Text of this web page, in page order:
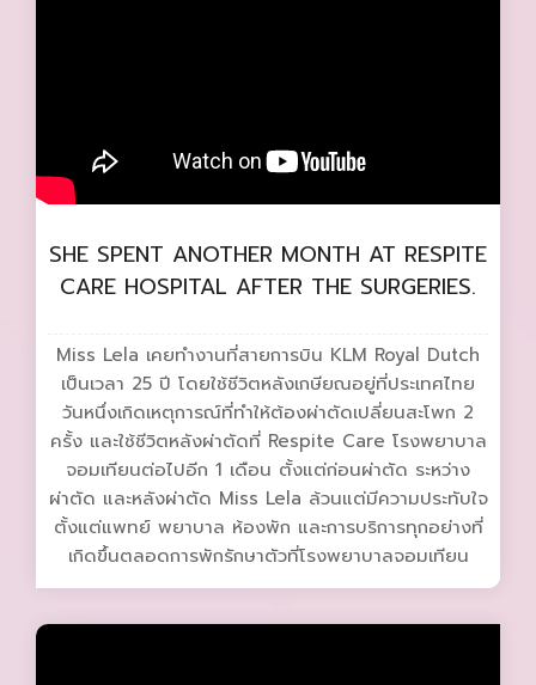
SHE SPENT ANOTHER MONTH AT RESPITE
CARE HOSPITAL AFTER THE SURGERIES.
Miss Lela เคยทำงานที่สายการบิน KLM Royal Dutch
เป็นเวลา 25 ปี โดยใช้ชีวิตหลังเกษียณอยู่ที่ประเทศไทย
วันหนึ่งเกิดเหตุการณ์ที่ทำให้ต้องผ่าตัดเปลี่ยนสะโพก 2
ครั้ง และใช้ชีวิตหลังผ่าตัดที่ Respite Care โรงพยาบาล
จอมเทียนต่อไปอีก 1 เดือน ตั้งแต่ก่อนผ่าตัด ระหว่าง
ผ่าตัด และหลังผ่าตัด Miss Lela ล้วนแต่มีความประทับใจ
ตั้งแต่แพทย์ พยาบาล ห้องพัก และการบริการทุกอย่างที่
เกิดขึ้นตลอดการพักรักษาตัวที่โรงพยาบาลจอมเทียน